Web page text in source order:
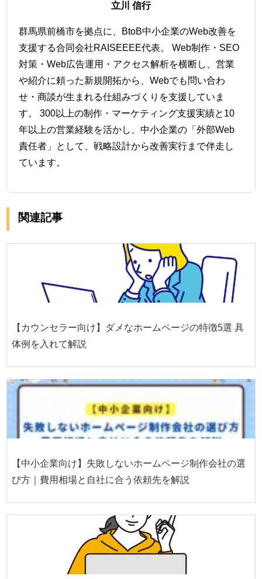
立川 信行
群馬県前橋市を拠点に、BtoB中小企業のWeb改善を
支援する合同会社RAISEEEE代表。 Web制作・SEO
対策・Web広告運用・アクセス解析を横断し、営業
や紹介に頼った新規開拓から、Webでも問い合わ
せ・商談が生まれる仕組みづくりを支援していま
す。 300以上の制作・マーケティング支援実績と10
年以上の営業経験を活かし、中小企業の「外部Web
責任者」として、戦略設計から改善実行まで伴走し
ています。
関連記事
【カウンセラー向け】ダメなホームページの特徴5選 具
体例を入れて解説
【中小企業向け】失敗しないホームページ制作会社の選
び方｜費用相場と自社に合う依頼先を解説